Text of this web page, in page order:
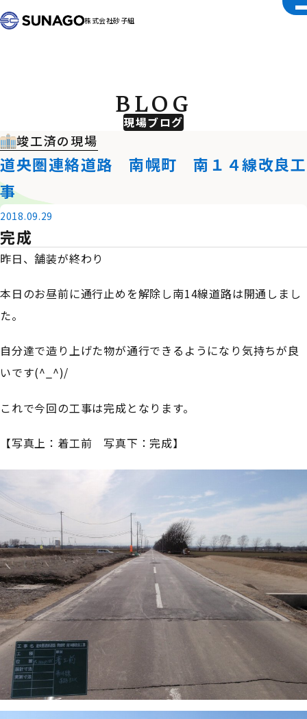
株式会社砂子組
現場ブログ
BLOG
竣工済の現場
道央圏連絡道路 南幌町 南１４線改良工
事
2018.09.29
完成
昨日、舗装が終わり
本日のお昼前に通行止めを解除し南14線道路は開通しまし
た。
自分達で造り上げた物が通行できるようになり気持ちが良
いです(^_^)/
これで今回の工事は完成となります。
【写真上：着工前 写真下：完成】